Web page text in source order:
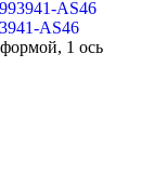
AS46
1 ось